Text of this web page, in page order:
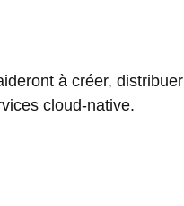
à créer, distribuer
cloud-native.